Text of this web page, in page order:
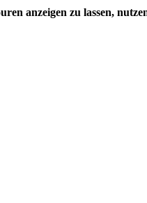
anzeigen zu lassen,